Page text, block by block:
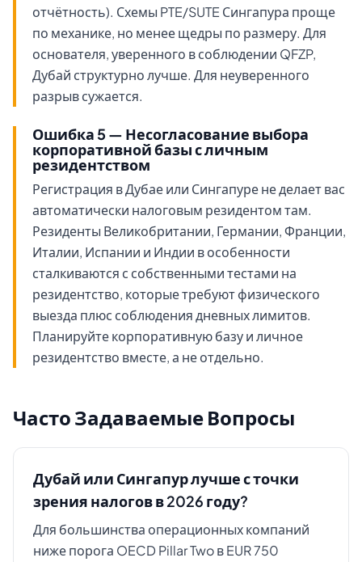
отчётность). Схемы PTE/SUTE Сингапура проще
по механике, но менее щедры по размеру. Для
основателя, уверенного в соблюдении QFZP,
Дубай структурно лучше. Для неуверенного
разрыв сужается.
Ошибка 5 — Несогласование выбора
корпоративной базы с личным
резидентством
Регистрация в Дубае или Сингапуре не делает вас
автоматически налоговым резидентом там.
Резиденты Великобритании, Германии, Франции,
Италии, Испании и Индии в особенности
сталкиваются с собственными тестами на
резидентство, которые требуют физического
выезда плюс соблюдения дневных лимитов.
Планируйте корпоративную базу и личное
резидентство вместе, а не отдельно.
Часто Задаваемые Вопросы
Дубай или Сингапур лучше с точки
зрения налогов в 2026 году?
Для большинства операционных компаний
ниже порога OECD Pillar Two в EUR 750